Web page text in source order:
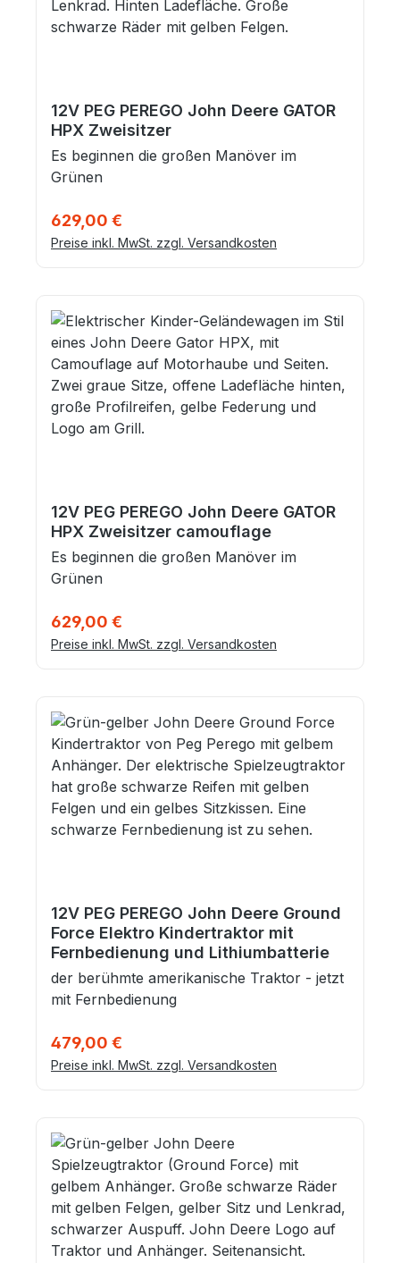
12V PEG PEREGO John Deere GATOR
HPX Zweisitzer
Es beginnen die großen Manöver im
Grünen
629,00 €
Preise inkl. MwSt. zzgl. Versandkosten
12V PEG PEREGO John Deere GATOR
HPX Zweisitzer camouflage
Es beginnen die großen Manöver im
Grünen
629,00 €
Preise inkl. MwSt. zzgl. Versandkosten
12V PEG PEREGO John Deere Ground
Force Elektro Kindertraktor mit
Fernbedienung und Lithiumbatterie
der berühmte amerikanische Traktor - jetzt
mit Fernbedienung
479,00 €
Preise inkl. MwSt. zzgl. Versandkosten